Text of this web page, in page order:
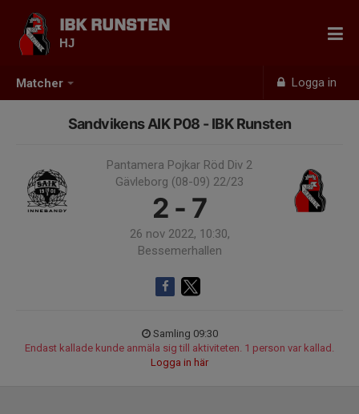
Matcher Logga in
IBK RUNSTEN
HJ
Sandvikens AIK P08 - IBK Runsten
Pantamera Pojkar Röd Div 2
Gävleborg (08-09) 22/23
2 - 7
26 nov 2022, 10:30,
Bessemerhallen
Samling 09:30
Endast kallade kunde anmäla sig till aktiviteten. 1 person var kallad.
Logga in här